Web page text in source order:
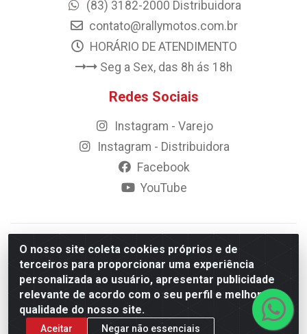
O nosso site coleta cookies próprios e de
terceiros para proporcionar uma experiência
personalizada ao usuário, apresentar publicidade
relevante de acordo com o seu perfil e melhorar a
qualidade do nosso site.
Aceitar Negar não essenciais
(83) 3182-2000 Distribuidora
contato@rallymotos.com.br
HORÁRIO DE ATENDIMENTO
Seg a Sex, das 8h ás 18h
Redes Sociais
Instagram - Varejo
Instagram - Distribuidora
Facebook
YouTube
© 2023 Rally Motos - todos os direitos reservados.
Razão Social: Rally motos distribuidora, importadora e
transportadora de peças LTDA - CNPJ 09.262.859/0001-43 -
Rua Vigário Calixto 2900 - Catolé, Campina Grande/PB